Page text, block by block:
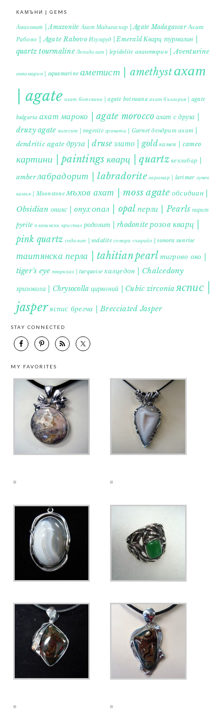
КАМЪНИ | GEMS
Амазонит | Amazonite Ахат Мадагаскар | Agate Madagascar Ахат
Рабово | Agate Rabovo Изумруд | Emerald Кварц турмалин |
quartz tourmaline Лепидолит | lepidolite авантюрин | Aventurine
аквамарин | aquamarine аметист | amethystахат
| agate ахат ботсвана | agate botswana ахат българия | agate
bulgaria ахат мароко | agate morocco ахат с друза |
druzy agate вогесит | vogesite гранати | Garnet дендрит ахат |
dendritic agate друза | druse злато | gold камея | cameo
картини | paintings кварц | quartzкехлибар |
amberлабрадорит | labradorite ларимар | larimar лунен
камък | Moonstone мъхов ахат | moss agate обсидиан |
Obsidian оникс | onyxопал | opal перли | Pearls пирит |
pyrite планински кристал родонит | rhodonite розов кварц |
pink quartz содалит | sodalite сонора сънрайз | sonora sunrise
таитянска перла | tahitian pearl тигрово око |
tiger's eye тюркоаз | turquoise халцедон | Chalcedony
хризокола | Chrysocolla цирконий | Cubic zirconia яспис |
jasperяспис брегча | Brecciated Jasper
STAY CONNECTED
MY FAVORITES